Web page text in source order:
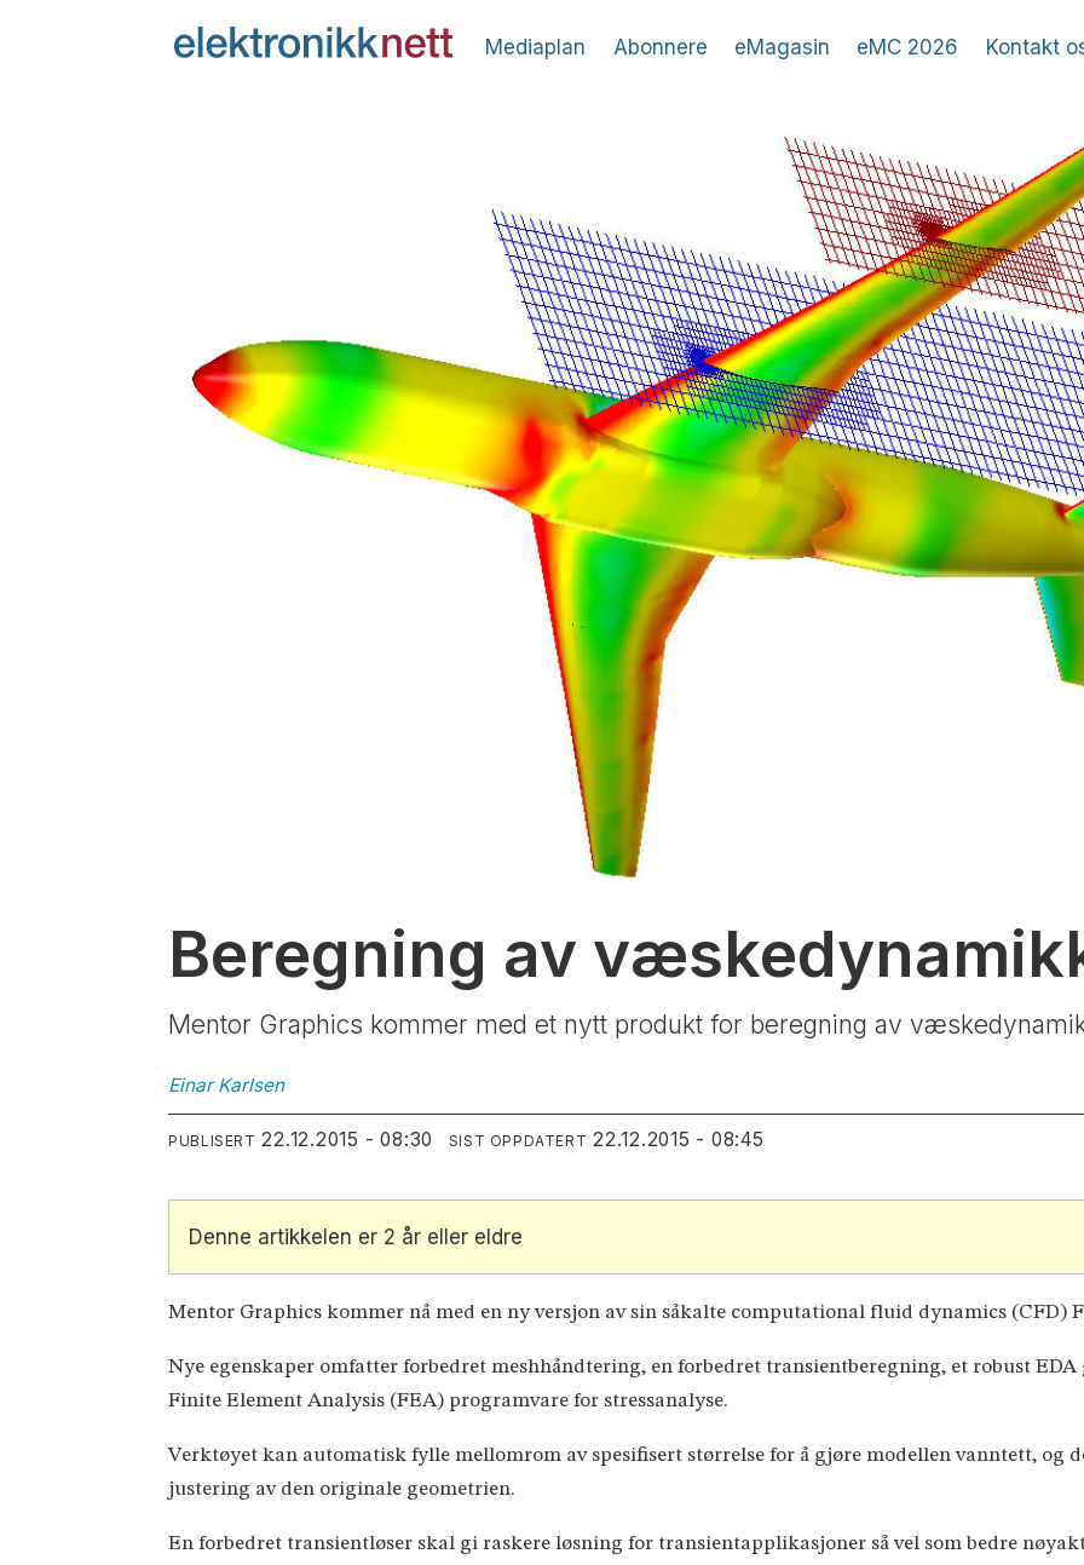
Mediaplan Abonnere eMagasin eMC 2026 Kontakt
Beregning av
Mentor Graphics kommer med et nytt produkt for beregning av
Einar Karlsen
PUBLISERT 22.12.2015 - 08:30 SIST OPPDATERT 22.12.2015 - 08:45
Denne artikkelen er 2 år eller eldre
Mentor Graphics kommer nå med en ny versjon av sin såkalte computational fluid dynamics (CFD)
Nye egenskaper omfatter forbedret meshhåndtering, en forbedret transientberegning, et robust
Finite Element Analysis (FEA) programvare for stressanalyse.
Verktøyet kan automatisk fylle mellomrom av spesifisert størrelse for å gjøre modellen vanntett, og
justering av den originale geometrien.
En forbedret transientløser skal gi raskere løsning for transientapplikasjoner så vel som bedre